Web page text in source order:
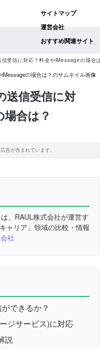
サイトマップ
運営会社
おすすめ関連サイト
受信に対応？料金やiMessageの場合
送信受信に対
合は？
告が含まれています。
は、RAUL株式会社が運営す
ャリア」領域の比較・情報
社
できるか？
ジサービス)に対応
説